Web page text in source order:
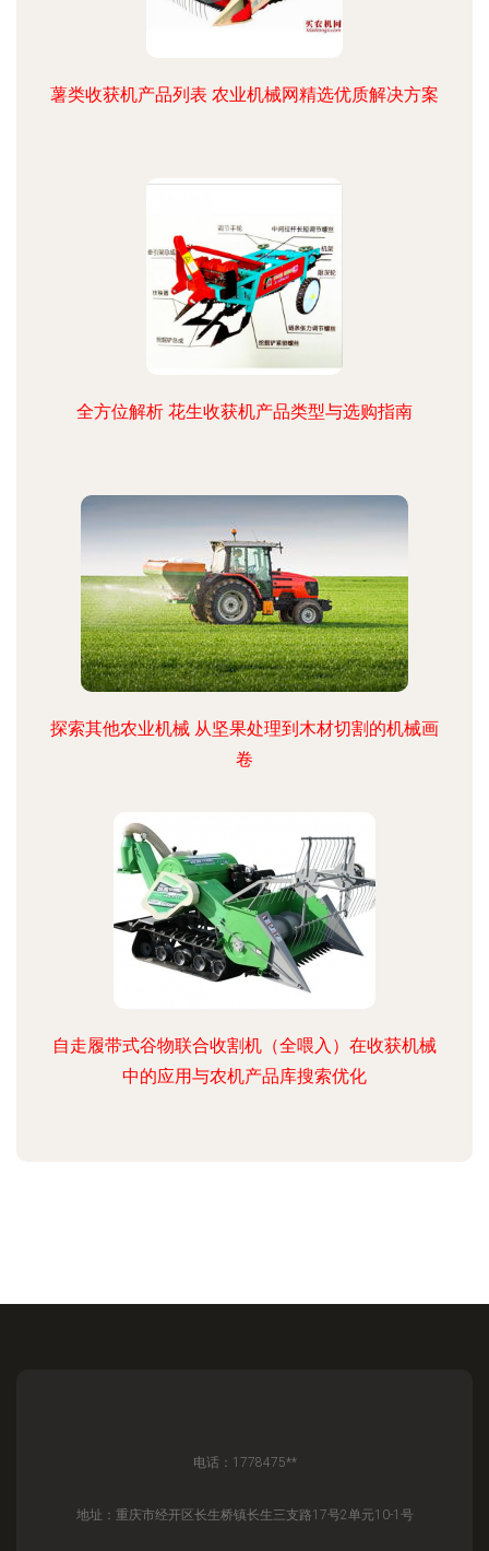
薯类收获机产品列表 农业机械网精选优质解决方案
全方位解析 花生收获机产品类型与选购指南
探索其他农业机械 从坚果处理到木材切割的机械画
卷
自走履带式谷物联合收割机（全喂入）在收获机械
中的应用与农机产品库搜索优化
电话：1778475**
地址：重庆市经开区长生桥镇长生三支路17号2单元10-1号